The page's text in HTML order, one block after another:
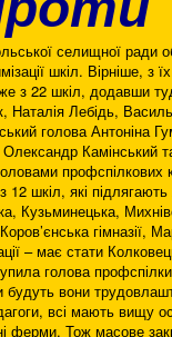
селищної ради
шкіл. Вірніше, з
з 22 шкіл, додавши
Наталія Лебідь,
голова Антоніна
Камінський
профспілкових
шкіл, які
Кузьминецька,
гімназії,
– має стати
голова
будуть вони
всі мають
ферми. Тож масове